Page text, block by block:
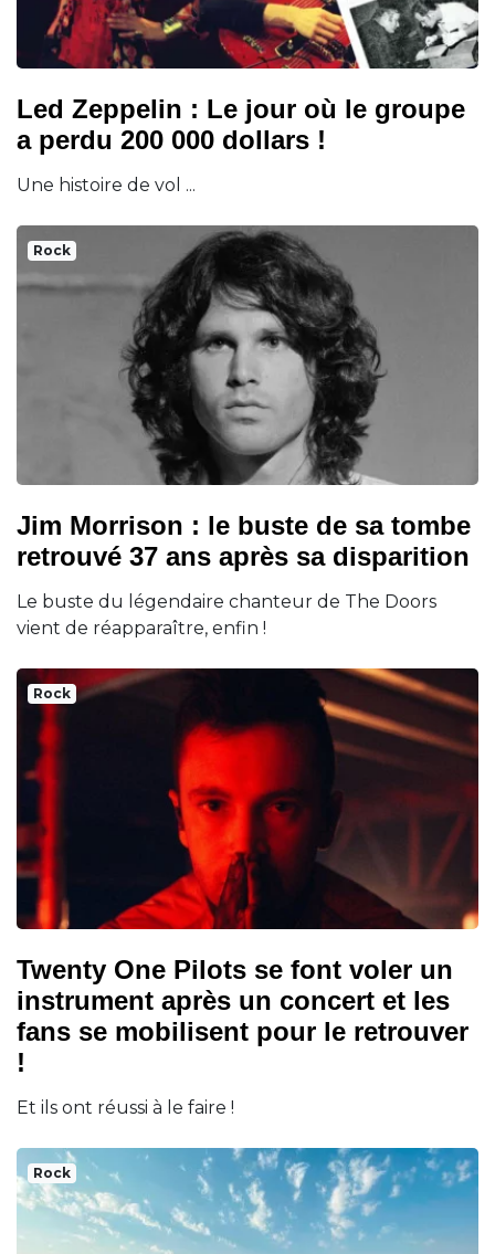
Led Zeppelin : Le jour où le groupe
a perdu 200 000 dollars !
Une histoire de vol ...
Rock
Jim Morrison : le buste de sa tombe
retrouvé 37 ans après sa disparition
Le buste du légendaire chanteur de The Doors
vient de réapparaître, enfin !
Rock
Twenty One Pilots se font voler un
instrument après un concert et les
fans se mobilisent pour le retrouver
!
Et ils ont réussi à le faire !
Rock